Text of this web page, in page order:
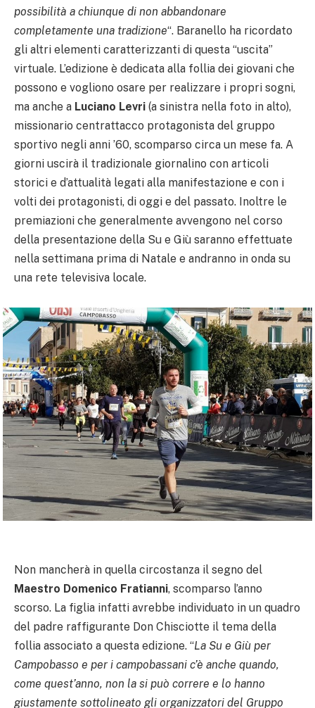
possibilità a chiunque di non abbandonare
completamente una tradizione“. Baranello ha ricordato
gli altri elementi caratterizzanti di questa “uscita”
virtuale. L’edizione è dedicata alla follia dei giovani che
possono e vogliono osare per realizzare i propri sogni,
ma anche a Luciano Levri (a sinistra nella foto in alto),
missionario centrattacco protagonista del gruppo
sportivo negli anni ’60, scomparso circa un mese fa. A
giorni uscirà il tradizionale giornalino con articoli
storici e d’attualità legati alla manifestazione e con i
volti dei protagonisti, di oggi e del passato. Inoltre le
premiazioni che generalmente avvengono nel corso
della presentazione della Su e Giù saranno effettuate
nella settimana prima di Natale e andranno in onda su
una rete televisiva locale.
Non mancherà in quella circostanza il segno del
Maestro Domenico Fratianni, scomparso l’anno
scorso. La figlia infatti avrebbe individuato in un quadro
del padre raffigurante Don Chisciotte il tema della
follia associato a questa edizione. “La Su e Giù per
Campobasso e per i campobassani c’è anche quando,
come quest’anno, non la si può correre e lo hanno
giustamente sottolineato gli organizzatori del Gruppo